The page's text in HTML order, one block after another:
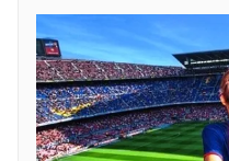
thuận bằng văn bản. Ghi rõ
thông tin từ website này.